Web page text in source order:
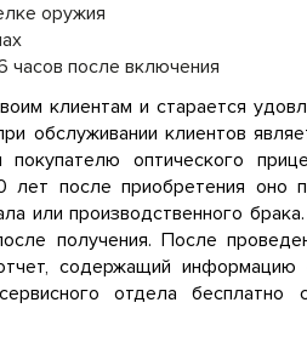
оружия
часов после включения
клиентам и старается
обслуживании клиентов
оптического
после приобретения оно
или производственного
получения. После
содержащий
отдела бесплатно